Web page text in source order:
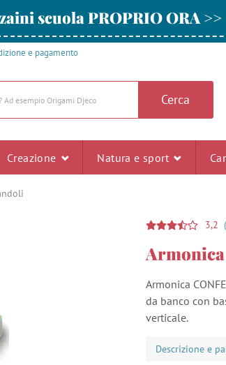
scuola PROPRIO ORA >>
e pagamento
Cerca
Creazione Natura e sport
3,2 (
Armonica
da banco con
verticale.
Descrizione e